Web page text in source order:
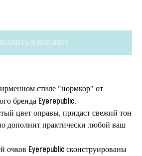
В КОРЗИНУ
стиле "нормкор" от
бренда Eyerepublic.
цвет оправы, придаст свежий тон
дополнит практически любой ваш
очков Eyerepublic сконструированы